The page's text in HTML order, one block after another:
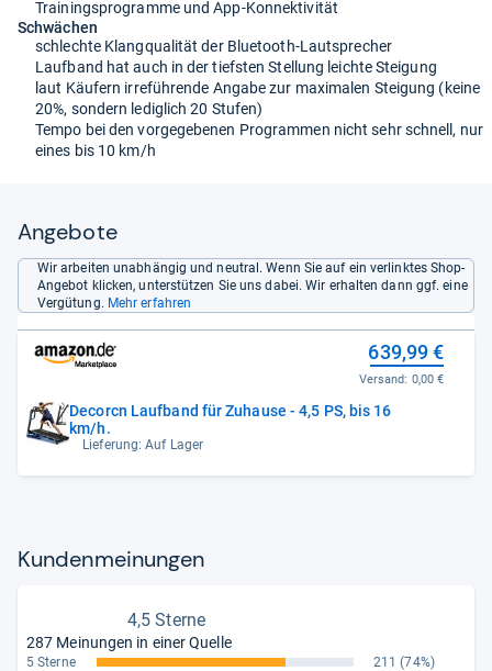
Trainingsprogramme und App-Konnektivität
Schwächen
schlechte Klangqualität der Bluetooth-Lautsprecher
Laufband hat auch in der tiefsten Stellung leichte Steigung
laut Käufern irreführende Angabe zur maximalen Steigung (keine
20%, sondern lediglich 20 Stufen)
Tempo bei den vorgegebenen Programmen nicht sehr schnell, nur
eines bis 10 km/h
Angebote
Wir arbeiten unabhängig und neutral. Wenn Sie auf ein verlinktes Shop-
Angebot klicken, unterstützen Sie uns dabei. Wir erhalten dann ggf. eine
Vergütung. Mehr erfahren
Decorcn Laufband für Zuhause - 4,5 PS, bis 16
km/h.
Lieferung: Auf Lager
639,99 €
Versand: 0,00 €
Kun­den­mei­nun­gen
4,5 Sterne
287 Meinungen in einer Quelle
5 Sterne 211 (74%)